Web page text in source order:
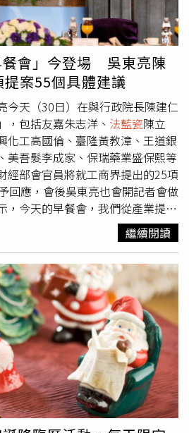
、創投的投資資金與研議生技業海
。工商協進會理事長吳東亮與盛保
熙還是吳東亮姪女的先生，因此吳
姪女婿盛保熙」的保瑞，讓人印
姪女的新光金控總經理吳欣儒，
進入理事會擔任理事。吳東亮表
生技業加進來，準備成立生技委員
與生策會擔任顧問，今年並進入
院長陳建仁也曾擔任過生策會總顧
產業。生策會在創始會長王金平貢
與副會長楊泮池等共同努力，醫
與金融業都一起加入生策會，成為
進會未來也能為生技界發聲作為與
否可以採購「國產貨」生技業的藥
應說，會請衛福部等單位研議健保
藥有在國際期刊上發表過的給予加
餐會」今登場 吳東亮陳
案55個具體建議
今天（30日）在與行政院長陳建仁
，包括友嘉朱志洋、 法藍瓷陳立
化工高國倫、臺隆黃教漳、王道銀
美吾髮李成家、保瑞藥業盛保熙等
經部會官員將就工商界提出的25項
回應，會後吳東亮也會開記者會做
，今天的早餐會，我們從產業提
、財稅政策、金融監理、人力資
提出25項提案，55個具體建議，
，聽說院長還親自召開會前會，並
示院長對工商建言的重視。睽違一
工商早餐會」，於今天登場。（圖
，工商協進會自民國77年開始，每
早餐會，針對經濟發展相關議
助政府規劃經濟政策，促進台灣經
陳建仁上任後，也是吳東亮接任工
場工商早餐會。吳東亮說，展望後
高漲、各國央行升息縮表、地緣政
與碳費課徵、人力缺口等變數，為
們也看見產業成長的新動能。近
繼續閱讀